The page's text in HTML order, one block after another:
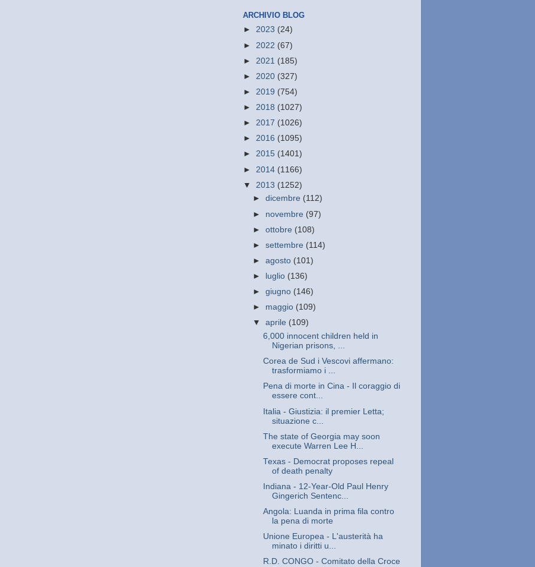
ARCHIVIO BLOG
► 2023 (24)
► 2022 (67)
► 2021 (185)
► 2020 (327)
► 2019 (754)
► 2018 (1027)
► 2017 (1026)
► 2016 (1095)
► 2015 (1401)
► 2014 (1166)
▼ 2013 (1252)
►dicembre (112)
► novembre (97)
►ottobre (108)
►settembre (114)
►agosto (101)
►
luglio (136)
►giugno (146)
► maggio (109)
▼aprile (109)
6,000 innocent children held in
Nigerian prisons, ...
Corea de Sud i Vescovi affermano:
trasformiamo i ...
Pena di morte in Cina - Il coraggio di
essere cont...
Italia - Giustizia: il premier Letta;
situazione c...
The state of Georgia may soon
execute Warren Lee H...
Texas - Democrat proposes repeal
of death penalty
Indiana - 12-Year-Old Paul Henry
Gingerich Sentenc...
Angola: Luanda in prima fila contro
la pena di morte
Unione Europea - L'austerità ha
minato i diritti u...
R.D. CONGO - Comitato della Croce